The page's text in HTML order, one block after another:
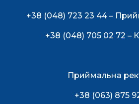
+38 (048) 723 23 44 –
+38 (048) 705 02 72 –
Приймальна
+38 (063) 875